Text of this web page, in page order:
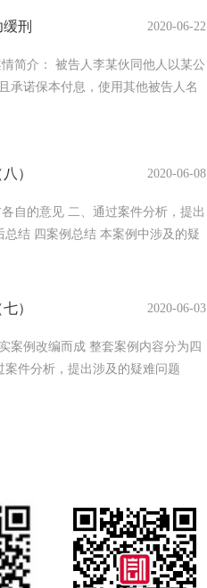
京）建筑景观设计有限公司债权转
成立，注册资金20万元。 2、王达
《股权转让协议》，将自己所持有
刑 2020-06-22
简介： 被告人李某伙同他人以某公
承诺保本付息，使用其他被告人名
常某签订了多份《借款协议》、
） 2020-06-08
自的意见 二、通过案件分析，提出
结 四案例总结 本案例中涉及的疑
有效性，必要时要让专业的法律人
程量的确认。往往很多工程款结算
） 2020-06-03
案例改编而成 整套案例内容分为四
件分析，提出涉及的疑难问题
为应付款时间： (一) 建设工程已实